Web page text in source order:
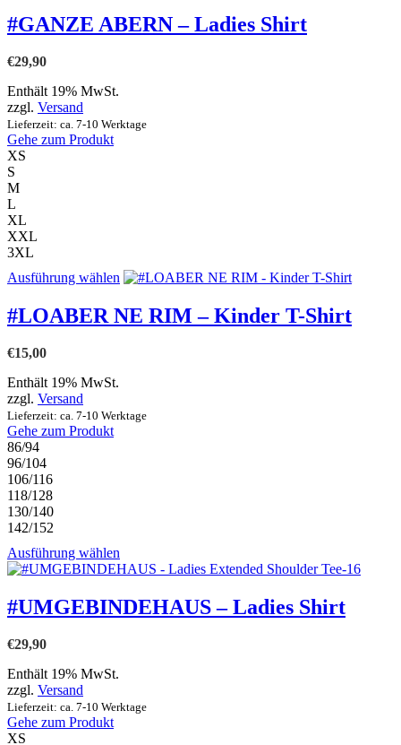
weist
mehrere
auf
#GANZE ABERN – Ladies Shirt
€29,90
Enthält 19% MwSt.
zzgl. Versand
Lieferzeit: ca. 7-10 Werktage
Gehe zum Produkt
XS
S
M
L
XL
XXL
3XL
Ausführung wählen Dieses
weist
mehrere
auf
#LOABER NE RIM – Kinder T-Shirt
€15,00
Enthält 19% MwSt.
zzgl. Versand
Lieferzeit: ca. 7-10 Werktage
Gehe zum Produkt
86/94
96/104
106/116
118/128
130/140
142/152
Ausführung wählen
Produkt
mehrere
Varianten
der
#UMGEBINDEHAUS – Ladies Shirt
€29,90
Enthält 19% MwSt.
zzgl. Versand
Lieferzeit: ca. 7-10 Werktage
Gehe zum Produkt
XS